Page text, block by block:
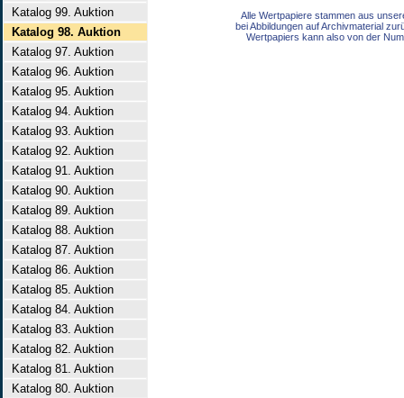
Katalog 99. Auktion
Katalog 98. Auktion
Katalog 97. Auktion
Katalog 96. Auktion
Katalog 95. Auktion
Katalog 94. Auktion
Katalog 93. Auktion
Katalog 92. Auktion
Katalog 91. Auktion
Katalog 90. Auktion
Katalog 89. Auktion
Katalog 88. Auktion
Katalog 87. Auktion
Katalog 86. Auktion
Katalog 85. Auktion
Katalog 84. Auktion
Katalog 83. Auktion
Katalog 82. Auktion
Katalog 81. Auktion
Katalog 80. Auktion
Alle Wertpapiere stammen aus
bei Abbildungen auf Archivmaterial
Wertpapiers kann also von der